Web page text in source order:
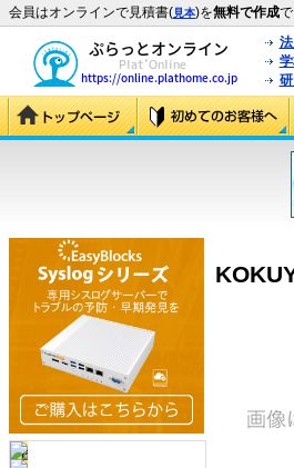
会員はオンラインで見積書(見本)を無料で作成